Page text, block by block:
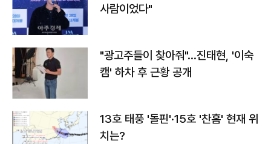
사람이었다"
"광고주들이 찾아줘"…진태현, '이숙
캠' 하차 후 근황 공개
13호 태풍 '돌핀'·15호 '찬홈' 현재 위
치는?